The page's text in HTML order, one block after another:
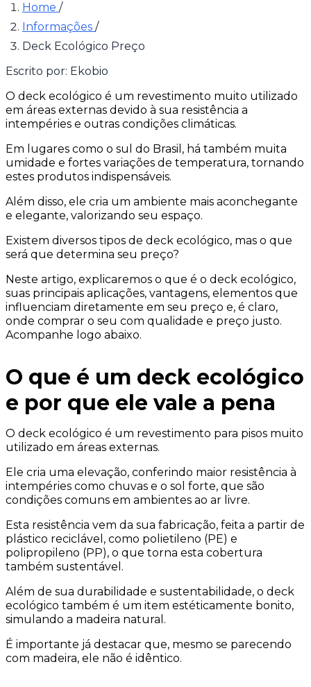
Home /
Informações /
Deck Ecológico Preço
Escrito por: Ekobio
O deck ecológico é um revestimento muito utilizado
em áreas externas devido à sua resistência a
intempéries e outras condições climáticas.
Em lugares como o sul do Brasil, há também muita
umidade e fortes variações de temperatura, tornando
estes produtos indispensáveis.
Além disso, ele cria um ambiente mais aconchegante
e elegante, valorizando seu espaço.
Existem diversos tipos de deck ecológico, mas o que
será que determina seu preço?
Neste artigo, explicaremos o que é o deck ecológico,
suas principais aplicações, vantagens, elementos que
influenciam diretamente em seu preço e, é claro,
onde comprar o seu com qualidade e preço justo.
Acompanhe logo abaixo.
O que é um deck ecológico
e por que ele vale a pena
O deck ecológico é um revestimento para pisos muito
utilizado em áreas externas.
Ele cria uma elevação, conferindo maior resistência à
intempéries como chuvas e o sol forte, que são
condições comuns em ambientes ao ar livre.
Esta resistência vem da sua fabricação, feita a partir de
plástico reciclável, como polietileno (PE) e
polipropileno (PP), o que torna esta cobertura
também sustentável.
Além de sua durabilidade e sustentabilidade, o deck
ecológico também é um item estéticamente bonito,
simulando a madeira natural.
É importante já destacar que, mesmo se parecendo
com madeira, ele não é idêntico.